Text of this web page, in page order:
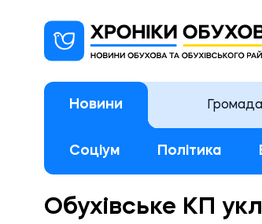
Новини Громада
Соціум Політика
Обухівське КП